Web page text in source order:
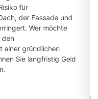
für
der Fassade und
Wer möchte
den
einer gründlichen
Sie langfristig Geld